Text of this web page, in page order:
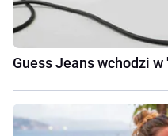
Guess Jeans wchodzi